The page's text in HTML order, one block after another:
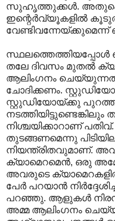
സുഹൃത്തുക്കള്‍.
ഇന്റെര്‍വ്യൂകളില്‍
തലേ ദിവസം മുതല്‍
ആലിംഗനം
ചോദിക്കണം.
സ്റ്റുഡിയോയ്ക്കു
നിശ്ചയിക്കാറാണ്
തുടങ്ങണമെന്നു
നിയന്ത്രിതവുമാണ്.
ക്യാമെറമെന്‍, ഒരു
അവരുടെ
പേര്‍ പറയാന്‍
പറഞ്ഞു. ആളുകള്‍
അമ്മ ആലിംഗനം